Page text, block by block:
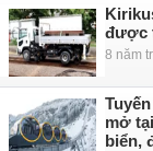
được
8 năm
mở
biển,